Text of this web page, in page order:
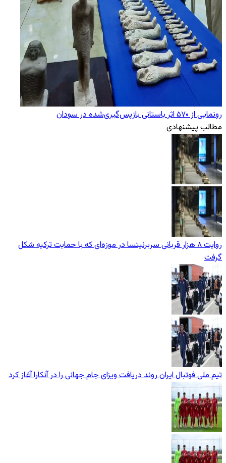
رونمایی از ۵۷۰ اثر باستانی بازپس‌گیری‌شده در سودان
مطالب پیشنهادی
روایت ۸ هزار قربانی سربرنیتسا در موزه‌ای که با حمایت ترکیه شکل
گرفت
تیم ملی فوتبال ایران روند دریافت ویزای جام جهانی را در آنکارا آغاز کرد